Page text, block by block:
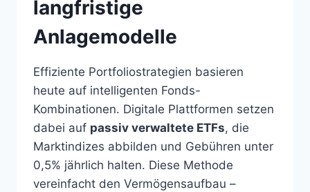
langfristige
Anlagemodelle
Effiziente Portfoliostrategien basieren
heute auf intelligenten Fonds-
Kombinationen. Digitale Plattformen setzen
dabei auf passiv verwaltete ETFs, die
Marktindizes abbilden und Gebühren unter
0,5% jährlich halten. Diese Methode
vereinfacht den Vermögensaufbau –